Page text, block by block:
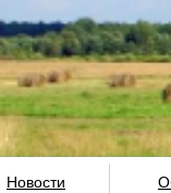
Новости